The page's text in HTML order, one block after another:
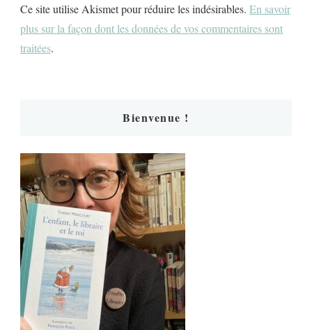
Ce site utilise Akismet pour réduire les indésirables. En savoir
plus sur la façon dont les données de vos commentaires sont
traitées.
Bienvenue !